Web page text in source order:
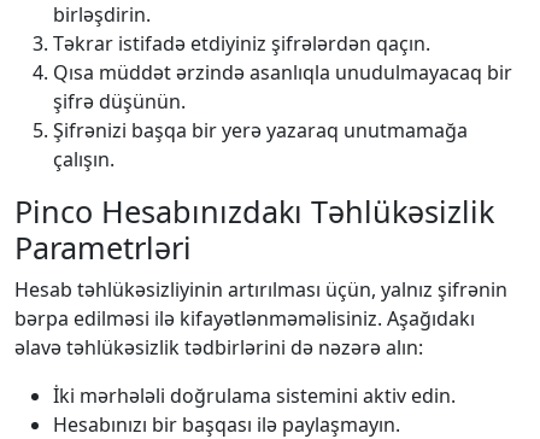
birləşdirin.
Təkrar istifadə etdiyiniz şifrələrdən qaçın.
Qısa müddət ərzində asanlıqla unudulmayacaq bir
şifrə düşünün.
Şifrənizi başqa bir yerə yazaraq unutmamağa
çalışın.
Pinco Hesabınızdakı Təhlükəsizlik
Parametrləri
Hesab təhlükəsizliyinin artırılması üçün, yalnız şifrənin
bərpa edilməsi ilə kifayətlənməməlisiniz. Aşağıdakı
əlavə təhlükəsizlik tədbirlərini də nəzərə alın:
İki mərhələli doğrulama sistemini aktiv edin.
Hesabınızı bir başqası ilə paylaşmayın.